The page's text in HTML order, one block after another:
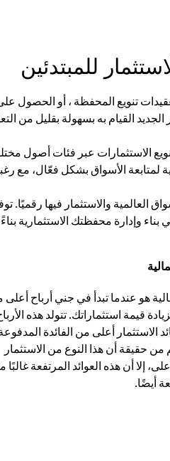
للمبتدئين
تنويع المحفظة ، أو
القيام به بسهولة بقليل من
الاستثمارات عبر فئات أصول
لمتابعة الأسواق بشكل فعّال، مع
العالمية والاستثمار فيها رقميًا.
وإدارة محفظتك الاستثمارية
هو عندما تبدأ في جني أرباح
قيمة استثماراتك. تتولد هذه
الاستثمار أعلى من الفائدة
حقيقة أن هذا النوع من الاستثمار
إلا أن هذه العوائد المرتفعة غالبًا
أيضًا.